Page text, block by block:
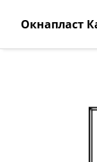
Окнапласт